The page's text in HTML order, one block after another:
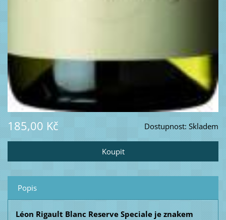
Dostupnost: Skladem
185,00 Kč
Popis
Léon Rigault Blanc Reserve Speciale je znakem